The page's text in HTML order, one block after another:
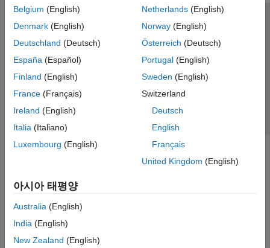
Belgium (English)
Denmark (English)
Deutschland (Deutsch)
España (Español)
Finland (English)
France (Français)
Ireland (English)
Italia (Italiano)
Luxembourg (English)
Netherlands(English)
Norway(English)
Österreich (Deutsch)
Portugal(English)
Sweden (English)
Switzerland
Deutsch
English
Français
United Kingdom (English)
아시아 태평양
Australia (English)
India (English)
New Zealand (English)
신뢰 센터 등록 상표 개인정보 취급방침
불법 복제 방지
애플리케이션 상태
© 1994-2026 The MathWorks, Inc.